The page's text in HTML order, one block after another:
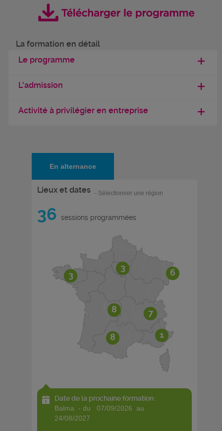
La formation en détail
Le programme
L'admission
Activité à privilégier en entreprise
En alternance
Lieux et dates - Sélectionner une région
36 sessions programmées
6
3
3
8
8 1
7
Date de la prochaine formation :
balma - du 07/09/2026 au
24/08/2027